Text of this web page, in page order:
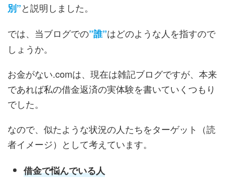
別”と説明しました。
では、当ブログでの”誰”はどのような人を指すので
しょうか。
お金がない.comは、現在は雑記ブログですが、本来
であれば私の借金返済の実体験を書いていくつもり
でした。
なので、似たような状況の人たちをターゲット（読
者イメージ）として考えています。
借金で悩んでいる人